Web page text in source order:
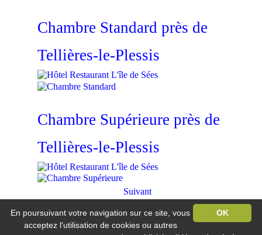
Chambre Standard près de
Tellières-le-Plessis
Chambre Supérieure près de
Tellières-le-Plessis
Suivant
Hôtel Restaurant L'île de Sée
Vandel / 61500 Macé
OK
En poursuivant votre navigation sur ce site, vous
acceptez l'utilisation de cookies ou autres